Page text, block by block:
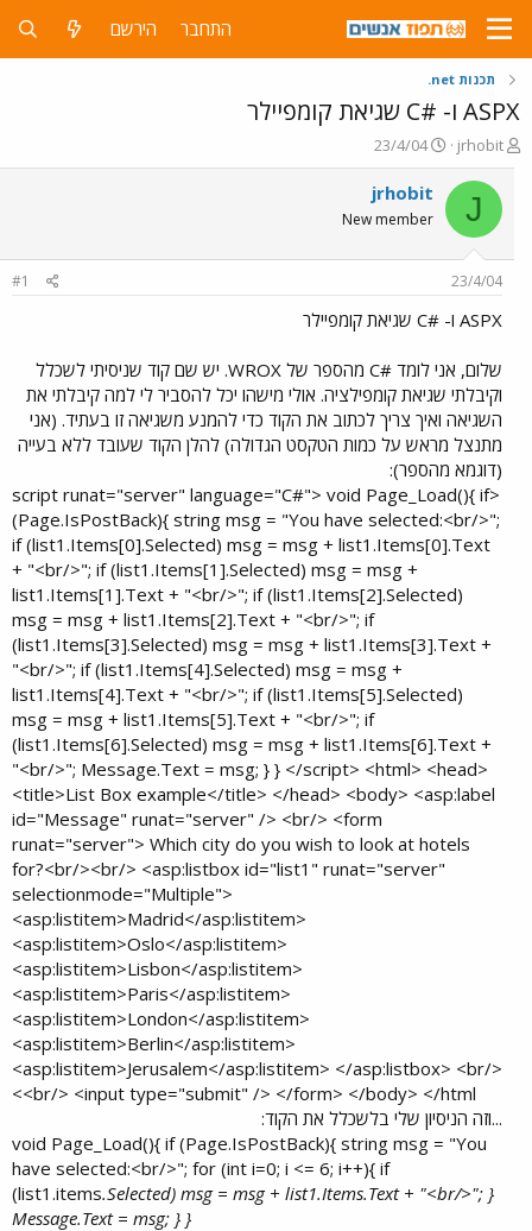
התחבר הירשם
תכנות net.
ASPX ו- C#‎ שגיאת קומפיילר
פ
ו
ת
ח
ה
ש
א
jrhobit
פ
ו
ר
ם
ר
ך
23/4/04
J
jrhobit
New member
23/4/04
#1
ASPX ו- C#‎ שגיאת קומפיילר
שלום, אני לומד C#‎ מהספר של WROX. יש שם קוד שניסיתי לשכלל
וקיבלתי שגיאת קומפילציה. אולי מישהו יכל להסביר לי למה קיבלתי את
השגיאה ואיך צריך לכתוב את הקוד כדי להמנע משגיאה זו בעתיד. (אני
מתנצל מראש על כמות הטקסט הגדולה) להלן הקוד שעובד ללא בעייה
(דוגמא מהספר):
<script runat="server" language="C#"> void Page_Load(){ if
(Page.IsPostBack){ string msg = "You have selected:<br/>";
if (list1.Items[0].Selected) msg = msg + list1.Items[0].Text
+ "<br/>"; if (list1.Items[1].Selected) msg = msg +
list1.Items[1].Text + "<br/>"; if (list1.Items[2].Selected)
msg = msg + list1.Items[2].Text + "<br/>"; if
(list1.Items[3].Selected) msg = msg + list1.Items[3].Text +
"<br/>"; if (list1.Items[4].Selected) msg = msg +
list1.Items[4].Text + "<br/>"; if (list1.Items[5].Selected)
msg = msg + list1.Items[5].Text + "<br/>"; if
(list1.Items[6].Selected) msg = msg + list1.Items[6].Text +
"<br/>"; Message.Text = msg; } } </script> <html> <head>
<title>List Box example</title> </head> <body> <asp:label
id="Message" runat="server" /> <br/> <form
runat="server"> Which city do you wish to look at hotels
for?<br/><br/> <asp:listbox id="list1" runat="server"
selectionmode="Multiple">
<asp:listitem>Madrid</asp:listitem>
<asp:listitem>Oslo</asp:listitem>
<asp:listitem>Lisbon</asp:listitem>
<asp:listitem>Paris</asp:listitem>
<asp:listitem>London</asp:listitem>
<asp:listitem>Berlin</asp:listitem>
<asp:listitem>Jerusalem</asp:listitem> </asp:listbox> <br/>
<br/> <input type="submit" /> </form> </body> </html>​
...וזה הניסיון שלי בלשכלל את הקוד:
void Page_Load(){ if (Page.IsPostBack){ string msg = "You
have selected:<br/>"; for (int i=0; i <= 6; i++){ if
(list1.items.Selected) msg = msg + list1.Items.Text + "<br/>"; }
Message.Text = msg; } }